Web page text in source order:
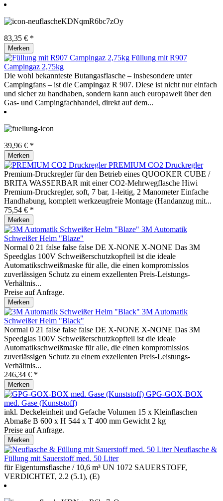
83,35 € *
Merken
Füllung mit R907
Campingaz 2,75kg
Die wohl bekannteste Butangasflasche – insbesondere unter
Campingfans – ist die Campingaz R 907. Diese ist nicht nur einfach
und sicher zu handhaben, sondern kann auch europaweit über den
Gas- und Campingfachhandel, direkt auf dem...
39,96 € *
Merken
PREMIUM CO2 Druckregler
Premium-Druckregler für den Betrieb eines QUOOKER CUBE /
BRITA WASSERBAR mit einer CO2-Mehrwegflasche Hiwi
Premium-Druckregler, soft, 7 bar, 1-leitig, 2 Manometer Einfache
Handhabung, komplett werkzeugfreie Montage (Handanzug mit...
75,54 € *
Merken
3M Automatik
Schweißer Helm "Blaze"
Normal 0 21 false false false DE X-NONE X-NONE Das 3M
Speedglas 100V Schweißerschutzkopfteil ist die ideale
Automatikschweißmaske für alle, die einen kompromisslos
zuverlässigen Schutz zu einem exzellenten Preis-Leistungs-
Verhältnis...
Preise auf Anfrage.
Merken
3M Automatik
Schweißer Helm "Black"
Normal 0 21 false false false DE X-NONE X-NONE Das 3M
Speedglas 100V Schweißerschutzkopfteil ist die ideale
Automatikschweißmaske für alle, die einen kompromisslos
zuverlässigen Schutz zu einem exzellenten Preis-Leistungs-
Verhältnis...
246,34 € *
Merken
GPG-GOX-BOX
med. Gase (Kunststoff)
inkl. Deckeleinheit und Gefache Volumen 15 x Kleinflaschen
Abmaße B 600 x H 544 x T 400 mm Gewicht 2 kg
Preise auf Anfrage.
Merken
Neuflasche &
Füllung mit Sauerstoff med. 50 Liter
für Eigentumsflasche / 10,6 m³ UN 1072 SAUERSTOFF,
VERDICHTET, 2.2 (5.1), (E)